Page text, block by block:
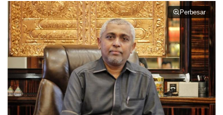
Perbesar